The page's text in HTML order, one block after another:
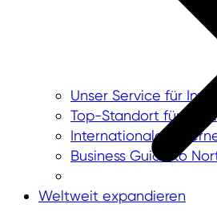
Unser Service für
Top-Standort für
Internationale
Business Guide to
Weltweit expandieren